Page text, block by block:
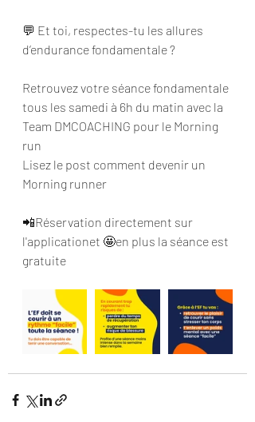
💬 Et toi, respectes-tu les allures
d’endurance fondamentale ?
Retrouvez votre séance fondamentale
tous les samedi à 6h du matin avec la
Team DMCOACHING pour le Morning
run
Lisez le post comment devenir un
Morning runner
📲Réservation directement sur
l'applicationet 🤩en plus la séance est
gratuite